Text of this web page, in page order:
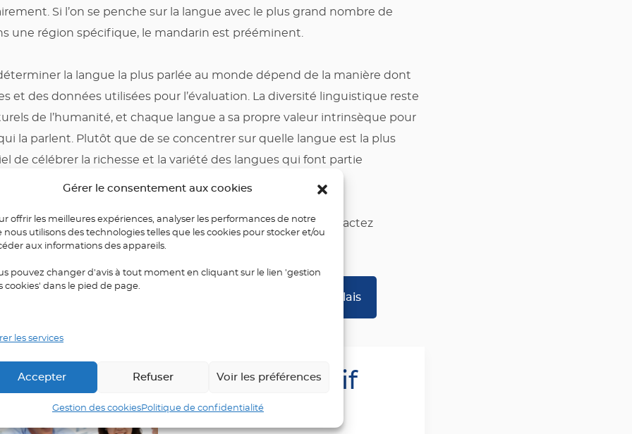
Gérer le consentement aux cookies
offrir les meilleures expériences, analyser les performances de notre
nous utilisons des technologies telles que les cookies pour stocker et/ou
aux informations des appareils.
pouvez changer d'avis à tout moment en cliquant sur le lien 'gestion
cookies' dans le pied de page.
les services
Accepter Refuser Voir les préférences
Gestion des cookiesPolitique de confidentialité
Si l’on se penche sur la langue avec le plus grand nombre de
une région spécifique, le mandarin est prééminent.
la langue la plus parlée au monde dépend de la manière dont
et des données utilisées pour l’évaluation. La diversité linguistique reste
de l’humanité, et chaque langue a sa propre valeur intrinsèque pour
la parlent. Plutôt que de se concentrer sur quelle langue est la plus
de célébrer la richesse et la variété des langues qui font partie
une nouvelle langue (tout en vous amusant !), contactez
contact@elylangues.com/ 01.44.09.99.22.
notre catalogue de formations professionnelles en anglais
Stage intensif
d’anglais